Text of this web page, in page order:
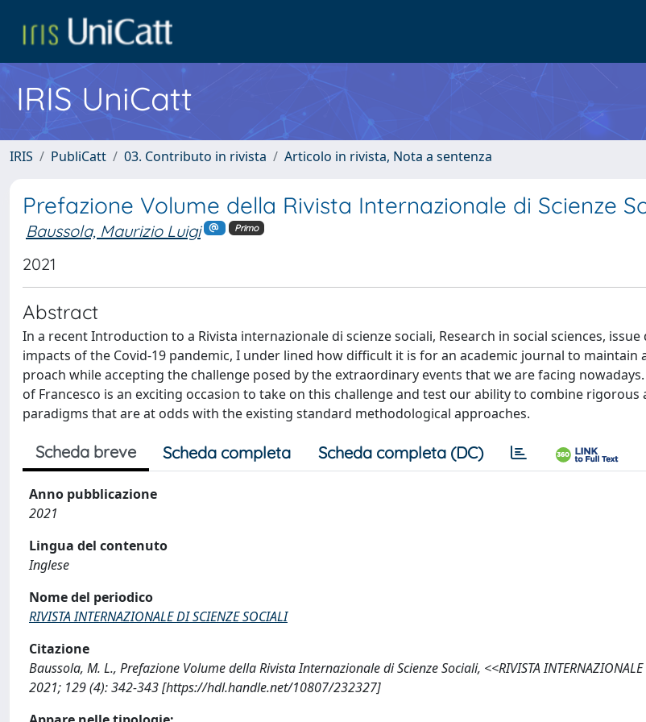
IRIS UniCatt
IRIS PubliCatt 03. Contributo in rivista Articolo in rivista, Nota a sentenza
Prefazione Volume della Rivista Internazionale di Scienze
Baussola, Maurizio Luigi Primo
2021
Abstract
In a recent Introduction to a Rivista internazionale di scienze sociali, Research in social sciences,
impacts of the Covid-19 pandemic, I under lined how difficult it is for an academic journal to maintain
proach while accepting the challenge posed by the extraordinary events that we are facing
of Francesco is an exciting occasion to take on this challenge and test our ability to combine
paradigms that are at odds with the existing standard methodological approaches.
Scheda breve Scheda completa Scheda completa (DC)
Anno pubblicazione
2021
Lingua del contenuto
Inglese
Nome del periodico
RIVISTA INTERNAZIONALE DI SCIENZE SOCIALI
Citazione
Baussola, M. L., Prefazione Volume della Rivista Internazionale di Scienze Sociali, <<RIVISTA INTERNAZIONALE
2021; 129 (4): 342-343 [https://hdl.handle.net/10807/232327]